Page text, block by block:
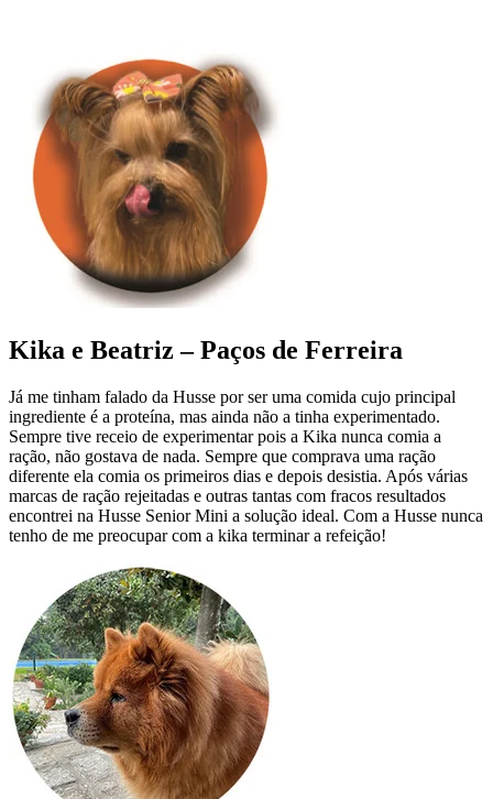
Kika e Beatriz – Paços de Ferreira
Já me tinham falado da Husse por ser uma comida cujo principal
ingrediente é a proteína, mas ainda não a tinha experimentado.
Sempre tive receio de experimentar pois a Kika nunca comia a
ração, não gostava de nada. Sempre que comprava uma ração
diferente ela comia os primeiros dias e depois desistia. Após várias
marcas de ração rejeitadas e outras tantas com fracos resultados
encontrei na Husse Senior Mini a solução ideal. Com a Husse nunca
tenho de me preocupar com a kika terminar a refeição!